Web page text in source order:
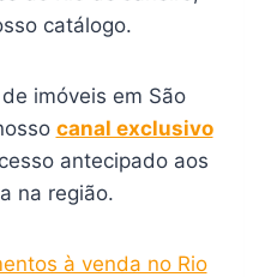
catálogo.
imóveis em São
canal exclusivo
antecipado aos
na região.
à venda no Rio